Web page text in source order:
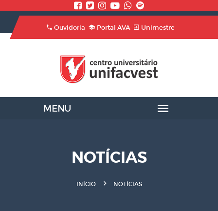
Ouvidoria Portal AVA Unimestre
NOTÍCIAS
INÍCIO NOTÍCIAS